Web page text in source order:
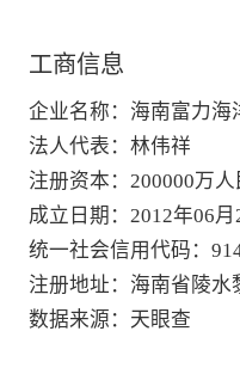
工商信息
企业名称 ： 海南富力海
法人代表 ： 林伟祥
注册资本 ： 200000万人
成立日期 ： 2012年06月
统一社会信用代码 ：
注册地址 ： 海南省陵水
数据来源 ： 天眼查